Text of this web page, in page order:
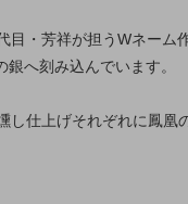
・芳祥が担うWネーム
へ刻み込んでいます。
仕上げそれぞれに鳳凰